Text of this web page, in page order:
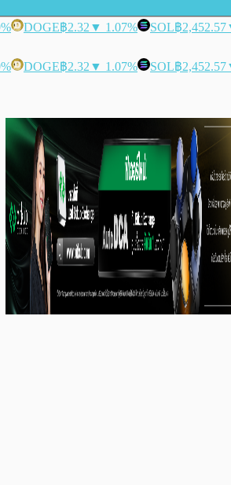
DOGE฿2.32 ▼ 1.07% SOL฿2,452.57
DOGE฿2.32 ▼ 1.07% SOL฿2,452.57